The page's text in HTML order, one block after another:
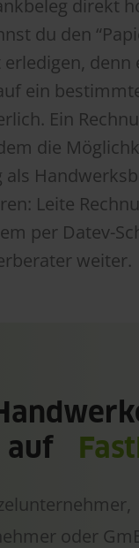
direkt
du den
denn
ein
Ein
die
als
Leite
per Datev-
weiter.
auf
oder